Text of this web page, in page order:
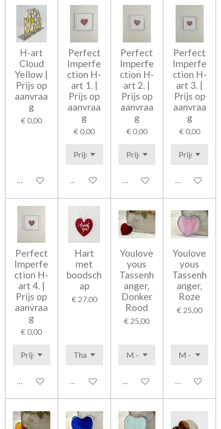
H-art
Cloud
Yellow |
Prijs op
aanvraa
g
€ 0,00
In winkelwagen
Perfect
Imperfe
ction H-
art 1. |
Prijs op
aanvraa
g
€ 0,00
In winkelwagen
Perfect
Imperfe
ction H-
art 2. |
Prijs op
aanvraa
g
€ 0,00
In winkelwagen
Perfect
Imperfe
ction H-
art 3. |
Prijs op
aanvraa
g
€ 0,00
In
Perfect
Imperfe
ction H-
art 4. |
Prijs op
aanvraa
g
€ 0,00
In winkelwagen
Hart
met
boodsch
ap
€ 27,00
In winkelwagen
Youlove
yous
Tassenh
anger,
Donker
Rood
€ 25,00
Bekijk details
Youlove
yous
Tassenh
anger,
Roze
€ 25,00
Bekijk details